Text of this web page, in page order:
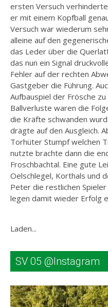
ersten Versuch
er mit einem Kopfball
Versuch war wiederum
alleine auf den
das Leder über die
das nun ein Signal
Fehler auf der rechten
Gastgeber die Führung.
Aufbauspiel der Frösche
Ballverluste waren die
die Kräfte schwanden
drägte auf den Ausgleich.
Torhüter Stumpf welchen
nutzte brachte dann die
Froschbachtal. Eine gute
Oelschlegel, Korthals und
Peter die restlichen
legen damit wieder Erfolg
Laden...
SV 05 @Instagram